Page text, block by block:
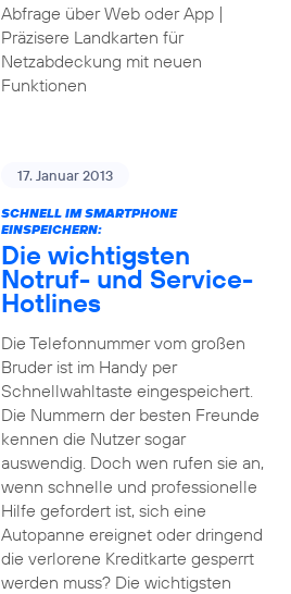
Abfrage über Web oder App |
Präzisere Landkarten für
Netzabdeckung mit neuen
Funktionen
17. Januar 2013
SCHNELL IM SMARTPHONE
EINSPEICHERN:
Die wichtigsten
Notruf- und Service-
Hotlines
Die Telefonnummer vom großen
Bruder ist im Handy per
Schnellwahltaste eingespeichert.
Die Nummern der besten Freunde
kennen die Nutzer sogar
auswendig. Doch wen rufen sie an,
wenn schnelle und professionelle
Hilfe gefordert ist, sich eine
Autopanne ereignet oder dringend
die verlorene Kreditkarte gesperrt
werden muss? Die wichtigsten